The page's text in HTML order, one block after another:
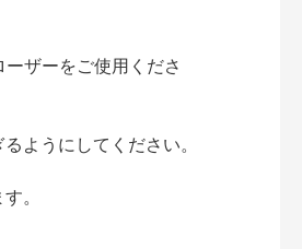
ザーをご使用くださ
ようにしてください。
。